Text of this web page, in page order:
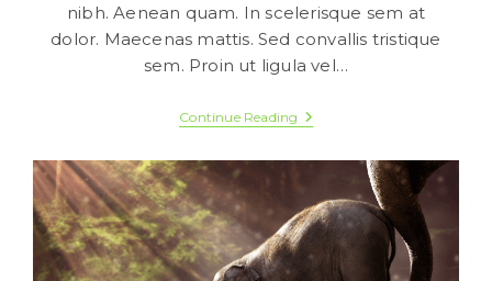
nibh. Aenean quam. In scelerisque sem at
dolor. Maecenas mattis. Sed convallis tristique
sem. Proin ut ligula vel…
Continue Reading Class
Sociosqu